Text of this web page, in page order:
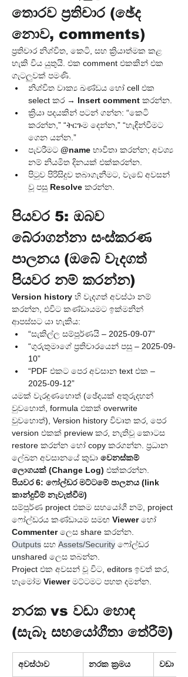
තොරව ප්‍රතිචාර (ඡේද
නොව, comments)
ප්‍රතිචාර නිශ්චිත, කෙටි, සහ ක්‍රියාත්මක කළ
හැකි විය යුතුයි. එක comment එකකින් එක
ගැටලුවක් පමණි.
නිශ්චිත වාක්‍ය ඛණ්ඩය හෝ cell එක
select කර → Insert comment කරන්න.
ක්‍රියා පදයකින් පටන් ගන්න: “කෙටි
කරන්න,” “ትርጉම දෙන්න,” “හැඳින්වීමට
ගෙන යන්න.”
පැවරීමට @name භාවිතා කරන්න; අවශ්‍ය
නම් නියමිත දිනයක් එක්කරන්න.
පිටුව පිරිසිදුව තබාගැනීමට, වැඩේ අවසන්
වූ පසු Resolve කරන්න.
පියවර 5: ඔබව
බේරාගන්නා සංස්කරණ
පාලනය (ඔබේ වැදගත්
පියවර නම් කරන්න)
Version history හි වැදගත් අවස්ථා නම්
කරන්න, එවිට කණ්ඩායමට ඉක්මනින්
ආපස්සට යා හැකිය:
“සැකිල්ල සම්පූර්ණයි – 2025-09-07”
“ගුරුතුමාගේ ප්‍රතිචාරයෙන් පසු – 2025-09-
10”
“PDF එකට පෙර අවසාන text එක –
2025-09-12”
යමක් වැරදුණහොත් (ඡේදයක් අතුරුදහන්
වුවහොත්, formula එකක් overwrite
වුවහොත්), Version history විවෘත කර, පෙර
version එකක් preview කර, නැතිවූ කොටස
restore කරන්න හෝ copy කරගන්න. ප්‍රධාන
ලේඛන අවසානයේ කුඩා වෙනස්කම්
ලොගයක් (Change Log) එක්කරන්න.
පියවර 6: ෆෝල්ඩර මට්ටමේ පාලනය (link
කාන්දුවීම් නැවැත්වීම)
සම්පූර්ණ project එකම සහයෝගී නම්, project
ෆෝල්ඩරය කණ්ඩායම සමඟ Viewer හෝ
Commenter ලෙස share කරන්න.
Outputs සහ Assets/Security ෆෝල්ඩර
unshared ලෙස තබන්න.
Project එක අවසන් වූ විට, editors ඉවත් කර,
හැමෝම Viewer මට්ටමට පහත දමන්න.
නරක vs වඩා හොඳ
(සැබෑ සහයෝගීතා තේරීම්)
අවස්ථාව නරක ක්‍රමය වඩා